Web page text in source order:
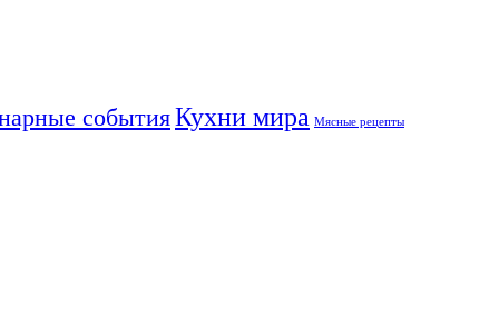
событияКухни мира Мясные рецепты